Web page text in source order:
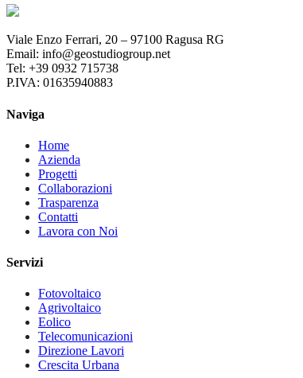
Viale Enzo Ferrari, 20 – 97100 Ragusa RG
Email: info@geostudiogroup.net
Tel: +39 0932 715738
P.IVA: 01635940883
Naviga
Home
Azienda
Progetti
Collaborazioni
Trasparenza
Contatti
Lavora con Noi
Servizi
Fotovoltaico
Agrivoltaico
Eolico
Telecomunicazioni
Direzione Lavori
Crescita Urbana